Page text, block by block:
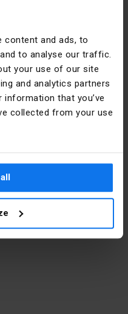
content and ads, to
to analyse our traffic.
your use of our site
and analytics partners
that you’ve
collected from your use